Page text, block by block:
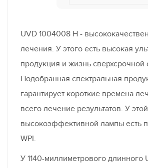
UVD 1004008 H -
лечения. У этого есть высокая
продукция и жизнь сверхсрочной
Подобранная спектральная
гарантирует короткие времена
всего лечение результатов. У этой
высокоэффективной лампы есть
WPI.
У 1140-миллиметрового длинного